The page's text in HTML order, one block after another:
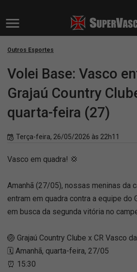
Outros Esportes
Volei Base: Vasco
Grajaú Country
quarta-feira (27)
Terça-feira, 26/05/2026 às 22h11
Vasco em quadra! 💢
Amanhã (27/05), nossas meninas da
entram em quadra contra a equipe do
em busca da segunda vitória no
🏐 Grajaú Country Clube x CR Vasco
🗓️ Amanhã, quarta-feira, 27/05
⏰ 15:30